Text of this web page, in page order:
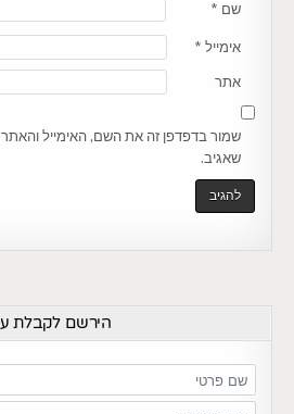
שם *
אימייל *
אתר
שמור בדפדפן זה את השם, האימייל
שאגיב.
הירשם לקבלת